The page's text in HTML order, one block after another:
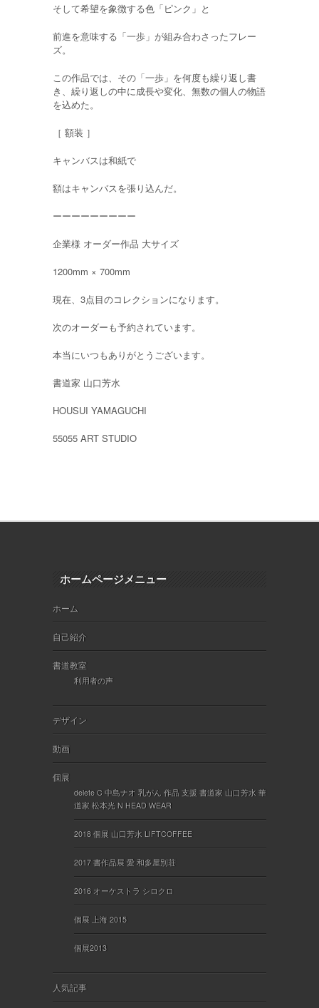
そして希望を象徴する色「ピンク」と
前進を意味する「一歩」が組み合わさったフレー
ズ。
この作品では、その「一歩」を何度も繰り返し書
き、繰り返しの中に成長や変化、無数の個人の物語
を込めた。
［ 額装 ］
キャンバスは和紙で
額はキャンバスを張り込んだ。
ーーーーーーーーー
企業様 オーダー作品 大サイズ
1200mm × 700mm
現在、3点目のコレクションになります。
次のオーダーも予約されています。
本当にいつもありがとうございます。
書道家 山口芳水
HOUSUI YAMAGUCHI
55055 ART STUDIO
ホームページメニュー
ホーム
自己紹介
書道教室
利用者の声
デザイン
動画
個展
delete C 中島ナオ 乳がん 作品 支援 書道家 山口芳水 華
道家 松本光 N HEAD WEAR
2018 個展 山口芳水 LIFTCOFFEE
2017 書作品展 愛 和多屋別荘
2016 オーケストラ シロクロ
個展 上海 2015
個展2013
人気記事